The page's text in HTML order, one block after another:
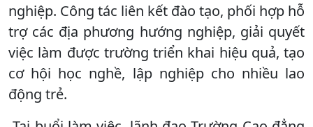
nghiệp. Công tác liên kết đào tạo, phối hợp hỗ
trợ các địa phương hướng nghiệp, giải quyết
việc làm được trường triển khai hiệu quả, tạo
cơ hội học nghề, lập nghiệp cho nhiều lao
động trẻ.